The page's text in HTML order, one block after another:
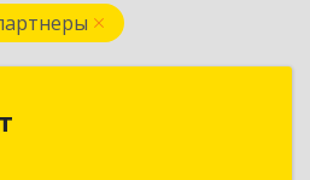
обл, Лесной г, Сиротина